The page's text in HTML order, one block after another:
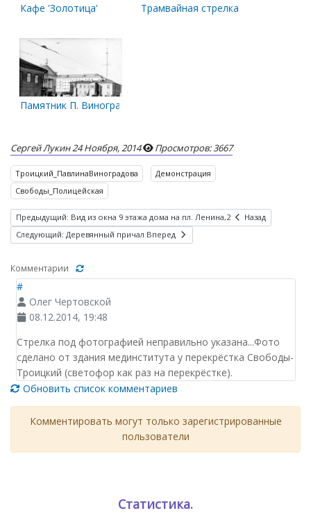
Кафе 'Золотица' Трамвайная стрелка
Памятник П. Виноградову и вид на телевизионную вышку. 4
Сергей Лукин24 Ноября, 2014 Просмотров: 3667
Троицкий_ПавлинаВиноградова
Демонстрация
Свободы_Полицейская
Предыдущий: Вид из окна 9 этажа дома на пл. Ленина,2
Назад
Следующий: Деревянный причал Вперед
Комментарии
#
Олег Чертовской
08.12.2014, 19:48
Стрелка под фотографией неправильно указана...Фото
сделано от здания мединститута у перекрёстка Свободы-
Троицкий (светофор как раз на перекрёстке).
Обновить список комментариев
Комментировать могут только зарегистрированные
пользователи
Статистика.